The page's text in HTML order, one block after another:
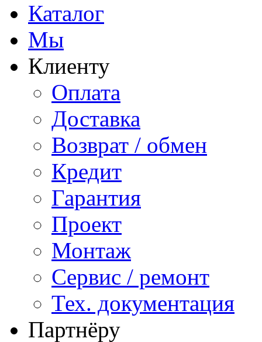
Каталог
Мы
Клиенту
Оплата
Доставка
Возврат / обмен
Кредит
Гарантия
Проект
Монтаж
Сервис / ремонт
Тех. документация
Партнёру